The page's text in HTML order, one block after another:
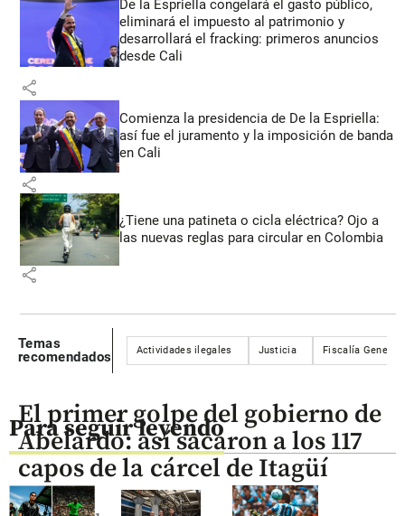
De la Espriella congelará el gasto público,
eliminará el impuesto al patrimonio y
desarrollará el fracking: primeros anuncios
desde Cali
share
Comienza la presidencia de De la Espriella:
así fue el juramento y la imposición de banda
en Cali
share
¿Tiene una patineta o cicla eléctrica? Ojo a
las nuevas reglas para circular en Colombia
share
Temas
recomendados
Actividades ilegales Justicia Fiscalía General
Para seguir leyendo
El primer golpe del gobierno de
Abelardo: así sacaron a los 117
capos de la cárcel de Itagüí